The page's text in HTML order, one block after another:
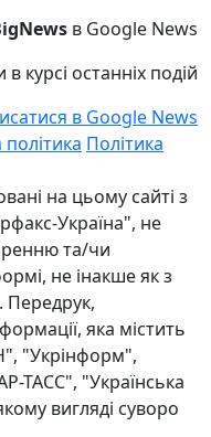
в Google News
курсі останніх подій
в Google News
Політика
на цьому сайті з
Україна", не
та/чи
не інакше як з
Передрук,
яка містить
"Укрінформ",
ТАСС", "Українська
вигляді суворо